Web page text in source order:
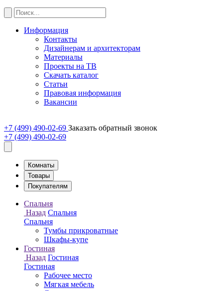
Информация
Контакты
Дизайнерам и архитекторам
Материалы
Проекты на ТВ
Скачать каталог
Статьи
Правовая информация
Вакансии
+7 (499) 490-02-69 Заказать обратный звонок
+7 (499) 490-02-69